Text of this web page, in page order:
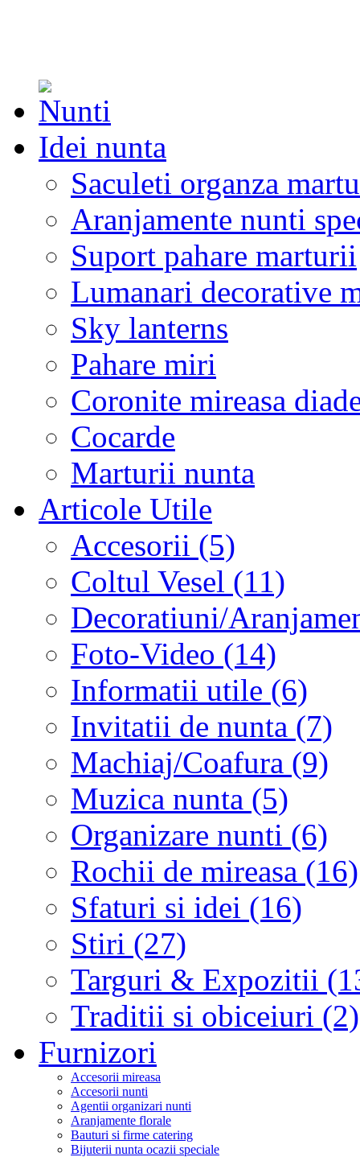
Idei nunta
Saculeti organza
Aranjamente nunti
Suport pahare marturii
Lumanari decorative
Sky lanterns
Pahare miri
Coronite mireasa
Cocarde
Marturii nunta
Articole Utile
Accesorii (5)
Coltul Vesel (11)
Decoratiuni/
Foto-Video (14)
Informatii utile (6)
Invitatii de nunta (7)
Machiaj/Coafura (9)
Muzica nunta (5)
Organizare nunti (6)
Rochii de mireasa (16)
Sfaturi si idei (16)
Stiri (27)
Targuri & Expozitii
Traditii si obiceiuri (2)
Furnizori
Accesorii mireasa
Accesorii nunti
Agentii organizari nunti
Aranjamente florale
Bauturi si firme catering
Bijuterii nunta ocazii speciale